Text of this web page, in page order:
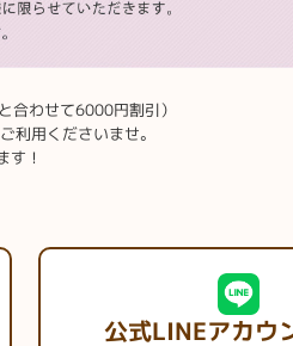
わせて6000円割引）
用くださいませ。
す！
公式LINEアカウ